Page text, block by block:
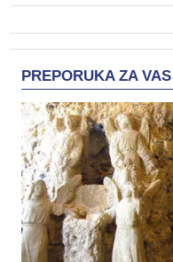
PREPORUKA ZA VAS